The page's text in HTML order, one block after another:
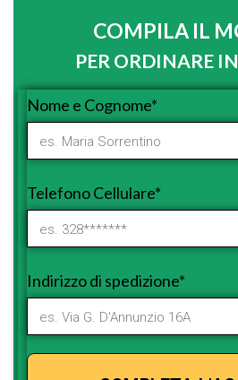
COMPILA IL
PER ORDINARE
Nome e Cognome*
Telefono Cellulare*
Indirizzo di spedizione*